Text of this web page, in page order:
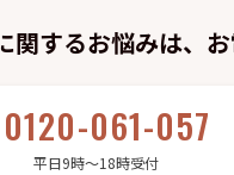
関するお悩みは、
0120-061-057
平日9時～18時受付